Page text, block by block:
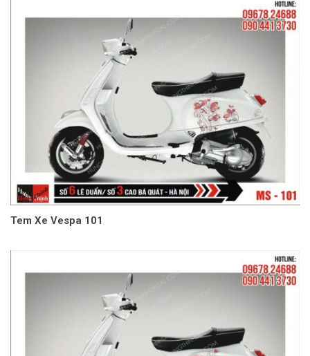
Tem Xe Vespa 101